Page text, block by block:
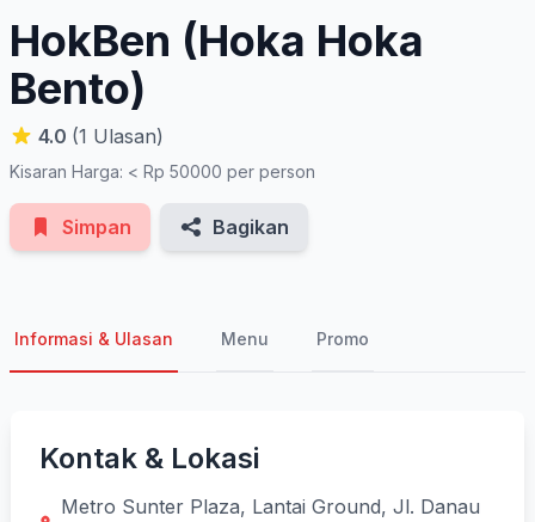
HokBen (Hoka Hoka
Bento)
4.0 (1 Ulasan)
Kisaran Harga: < Rp 50000 per person
Simpan Bagikan
Informasi & Ulasan Menu Promo
Kontak & Lokasi
Metro Sunter Plaza, Lantai Ground, Jl. Danau